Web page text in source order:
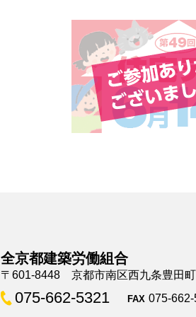
全京都建築労働組合
〒601-8448 京都市南区西九条豊田
075-662-5321 FAX 075-